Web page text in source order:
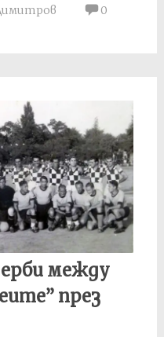
0
между
през